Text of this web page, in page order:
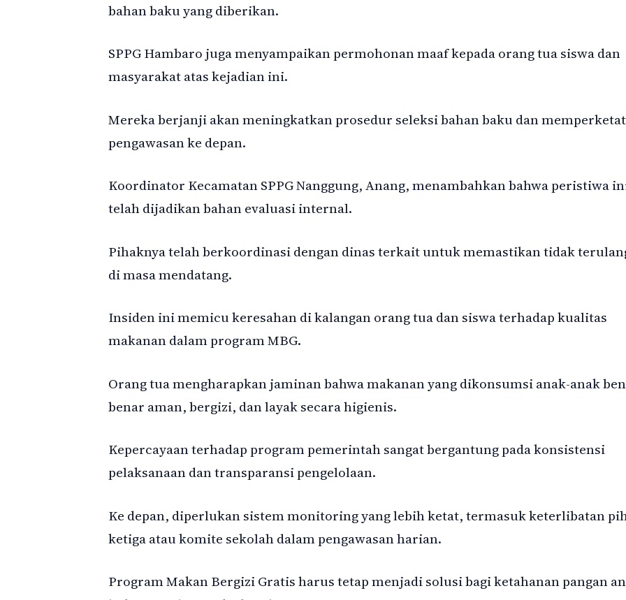
bahan baku yang diberikan.
SPPG Hambaro juga menyampaikan permohonan maaf kepada orang tua siswa dan
masyarakat atas kejadian ini.
Mereka berjanji akan meningkatkan prosedur seleksi bahan baku dan memperketat
pengawasan ke depan.
Koordinator Kecamatan SPPG Nanggung, Anang, menambahkan bahwa peristiwa
telah dijadikan bahan evaluasi internal.
Pihaknya telah berkoordinasi dengan dinas terkait untuk memastikan tidak
di masa mendatang.
Insiden ini memicu keresahan di kalangan orang tua dan siswa terhadap kualitas
makanan dalam program MBG.
Orang tua mengharapkan jaminan bahwa makanan yang dikonsumsi anak-anak
benar aman, bergizi, dan layak secara higienis.
Kepercayaan terhadap program pemerintah sangat bergantung pada konsistensi
pelaksanaan dan transparansi pengelolaan.
Ke depan, diperlukan sistem monitoring yang lebih ketat, termasuk keterlibatan
ketiga atau komite sekolah dalam pengawasan harian.
Program Makan Bergizi Gratis harus tetap menjadi solusi bagi ketahanan pangan